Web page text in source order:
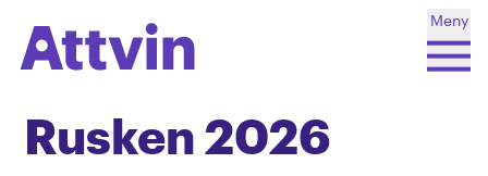
Meny
Mi side
Rusken 2026